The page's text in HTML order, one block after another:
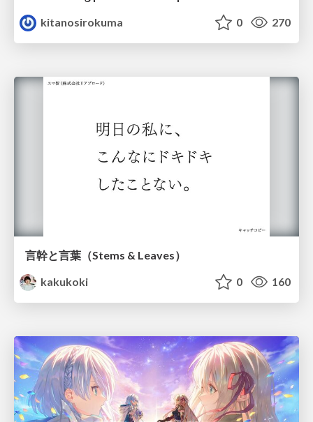
kitanosirokuma
0 270
言幹と言葉（Stems & Leaves）
kakukoki
0 160